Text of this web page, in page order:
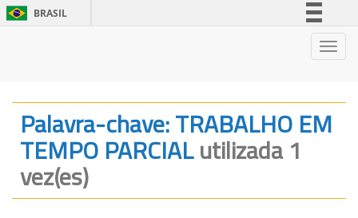
BRASIL
Legislação
Canais
Palavra-chave: TRABALHO EM
TEMPO PARCIALutilizada 1
vez(es)